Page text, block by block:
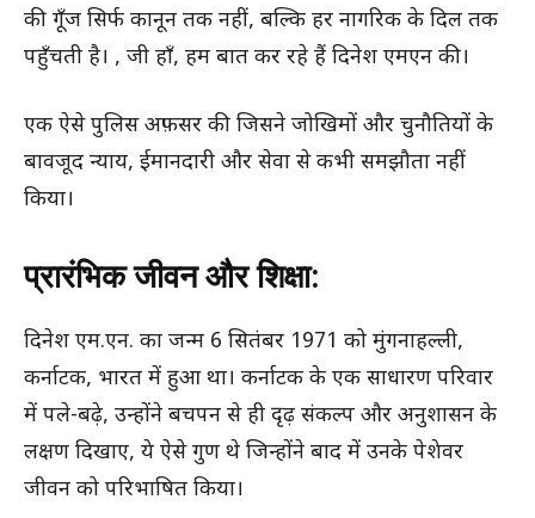
की गूँज सिर्फ कानून तक नहीं, बल्कि हर नागरिक के दिल तक
पहुँचती है। , जी हाँ, हम बात कर रहे हैं दिनेश एमएन की।
एक ऐसे पुलिस अफ़सर की जिसने जोखिमों और चुनौतियों के
बावजूद न्याय, ईमानदारी और सेवा से कभी समझौता नहीं
किया।
प्रारंभिक जीवन और शिक्षा:
दिनेश एम.एन. का जन्म 6 सितंबर 1971 को मुंगनाहल्ली,
कर्नाटक, भारत में हुआ था। कर्नाटक के एक साधारण परिवार
में पले-बढ़े, उन्होंने बचपन से ही दृढ़ संकल्प और अनुशासन के
लक्षण दिखाए, ये ऐसे गुण थे जिन्होंने बाद में उनके पेशेवर
जीवन को परिभाषित किया।